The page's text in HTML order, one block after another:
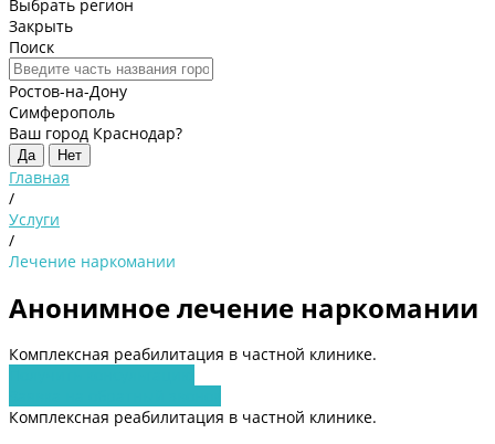
Выбрать регион
Закрыть
Поиск
Ростов-на-Дону
Симферополь
Ваш город Краснодар?
Да Нет
Главная
/
Услуги
/
Лечение наркомании
Анонимное лечение наркомании
Комплексная реабилитация в частной клинике.
Комплексная реабилитация в частной клинике.